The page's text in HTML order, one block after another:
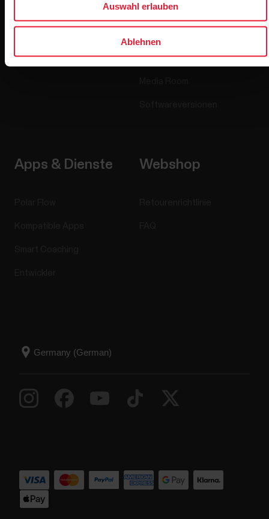
Auswahl erlauben
Ablehnen
Polar for Business
Blog
Apps & Dienste Webshop